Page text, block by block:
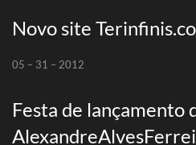
Novo site
05 – 31 – 2012
Festa de lançamento